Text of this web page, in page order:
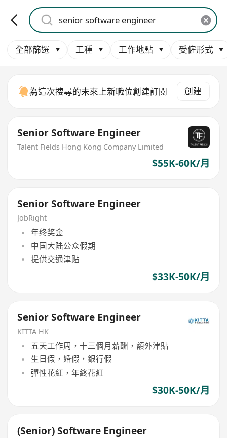
全部篩選 工種 工作地點 受僱形式
為這次搜尋的未來上新職位創建訂閱 創建
Senior Software Engineer
Talent Fields Hong Kong Company Limited
$55K-60K/月
Senior Software Engineer
JobRight
年终奖金
中国大陆公众假期
提供交通津贴
$33K-50K/月
Senior Software Engineer
KITTA HK
五天工作周，十三個月薪酬，額外津貼
生日假，婚假，銀行假
彈性花紅，年終花紅
$30K-50K/月
(Senior) Software Engineer